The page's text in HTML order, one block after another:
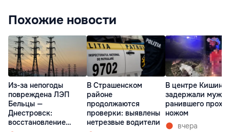
Похожие новости
Из-за непогоды
повреждена ЛЭП
Бельцы —
Днестровск:
восстановление
В Страшенском
районе
продолжаются
проверки: выявлены
нетрезвые водители
В центре
задержали
ранившего
ножом
вчера